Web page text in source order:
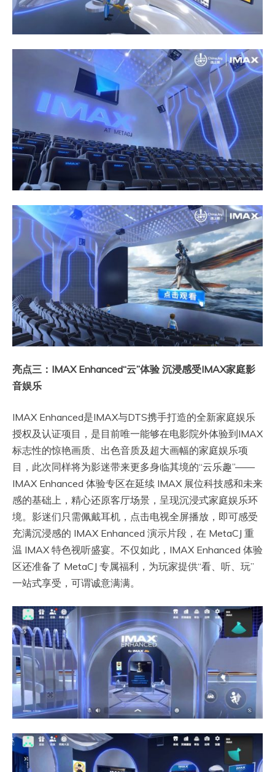
亮点三：IMAX Enhanced“云”体验 沉浸感受IMAX家庭影
音娱乐
IMAX Enhanced是IMAX与DTS携手打造的全新家庭娱乐
授权及认证项目，是目前唯一能够在电影院外体验到IMAX
标志性的惊艳画质、出色音质及超大画幅的家庭娱乐项
目，此次同样将为影迷带来更多身临其境的“云乐趣”——
IMAX Enhanced 体验专区在延续 IMAX 展位科技感和未来
感的基础上，精心还原客厅场景，呈现沉浸式家庭娱乐环
境。影迷们只需佩戴耳机，点击电视全屏播放，即可感受
充满沉浸感的 IMAX Enhanced 演示片段，在 MetaCJ 重
温 IMAX 特色视听盛宴。不仅如此，IMAX Enhanced 体验
区还准备了 MetaCJ 专属福利，为玩家提供“看、听、玩”
一站式享受，可谓诚意满满。